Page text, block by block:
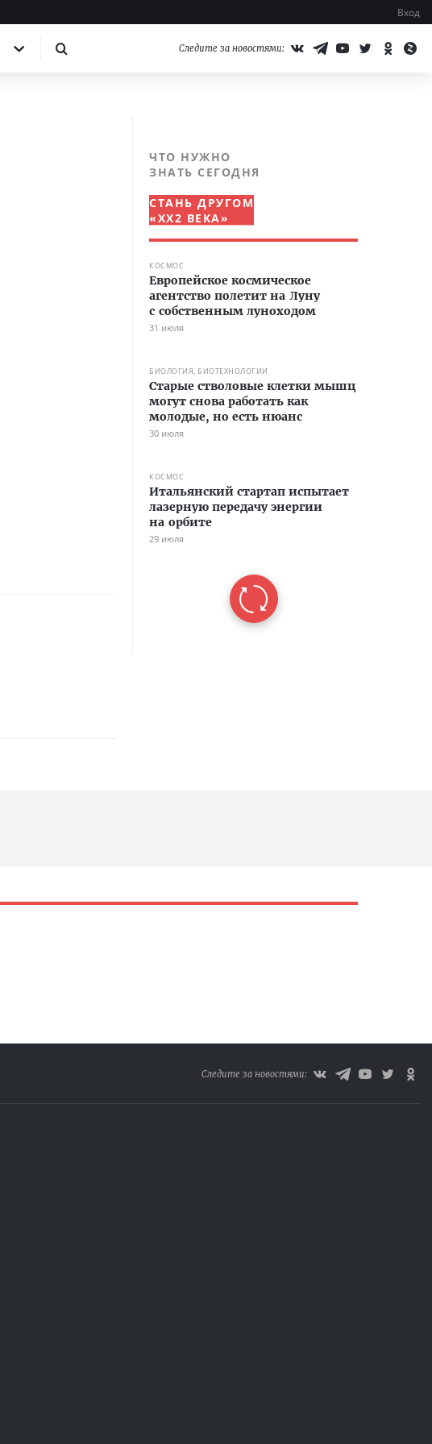
Вход
Следите за новостями:
ЧТО НУЖНО
ЗНАТЬ СЕГОДНЯ
СТАНЬ ДРУГОМ
«XX2 ВЕКА»
КОСМОС
Европейское космическое
агентство полетит на Луну
с собственным луноходом
31 июля
БИОЛОГИЯ, БИОТЕХНОЛОГИИ
Старые стволовые клетки мышц
могут снова работать как
молодые, но есть нюанс
30 июля
КОСМОС
Итальянский стартап испытает
лазерную передачу энергии
на орбите
29 июля
Следите за новостями: